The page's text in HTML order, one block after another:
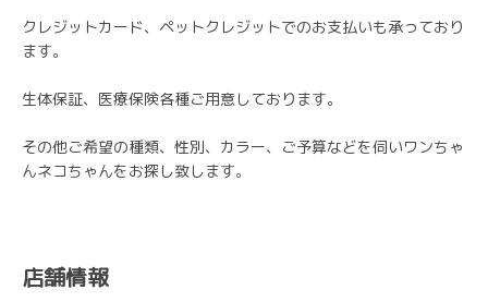
クレジットカード、ペットクレジットでのお支払いも承っており
ます。
生体保証、医療保険各種ご用意しております。
その他ご希望の種類、性別、カラー、ご予算などを伺いワンちゃ
んネコちゃんをお探し致します。
店舗情報